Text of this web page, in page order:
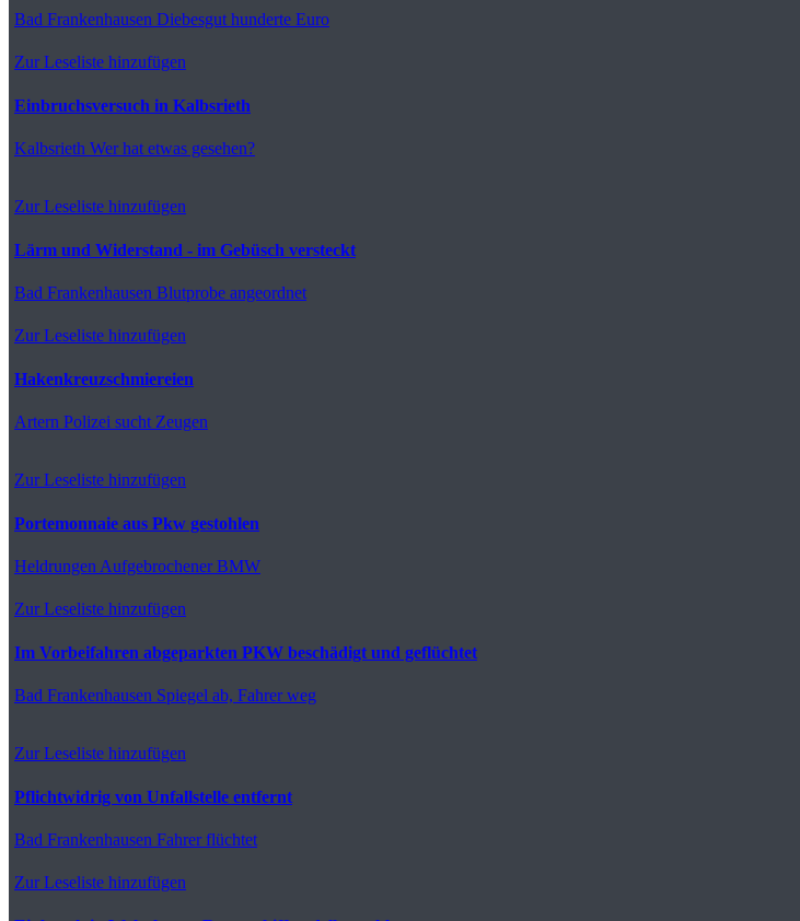
Bad Frankenhausen Diebesgut hunderte Euro
Zur Leseliste hinzufügen
Einbruchsversuch in Kalbsrieth
Kalbsrieth Wer hat etwas gesehen?
Zur Leseliste hinzufügen
Lärm und Widerstand - im Gebüsch versteckt
Bad Frankenhausen Blutprobe angeordnet
Zur Leseliste hinzufügen
Hakenkreuzschmiereien
Artern Polizei sucht Zeugen
Zur Leseliste hinzufügen
Portemonnaie aus Pkw gestohlen
Heldrungen Aufgebrochener BMW
Zur Leseliste hinzufügen
Im Vorbeifahren abgeparkten PKW beschädigt und geflüchtet
Bad Frankenhausen Spiegel ab, Fahrer weg
Zur Leseliste hinzufügen
Pflichtwidrig von Unfallstelle entfernt
Bad Frankenhausen Fahrer flüchtet
Zur Leseliste hinzufügen